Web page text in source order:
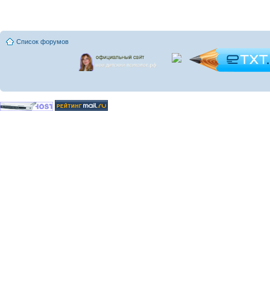
Список форумов